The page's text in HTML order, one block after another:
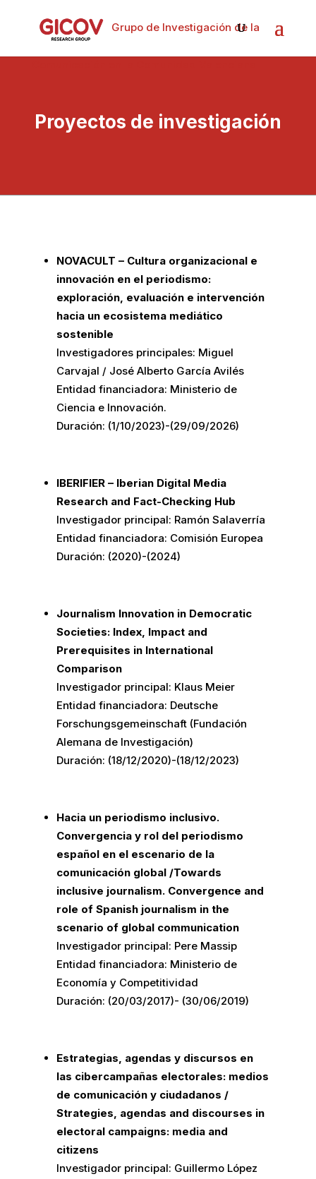
Grupo de Investigación de la
Proyectos de investigación
NOVACULT – Cultura organizacional e
innovación en el periodismo:
exploración, evaluación e intervención
hacia un ecosistema mediático
sostenible
Investigadores principales: Miguel
Carvajal / José Alberto García Avilés
Entidad financiadora: Ministerio de
Ciencia e Innovación.
Duración: (1/10/2023)-(29/09/2026)
IBERIFIER – Iberian Digital Media
Research and Fact-Checking Hub
Investigador principal: Ramón Salaverría
Entidad financiadora: Comisión Europea
Duración: (2020)-(2024)
Journalism Innovation in Democratic
Societies: Index, Impact and
Prerequisites in International
Comparison
Investigador principal: Klaus Meier
Entidad financiadora: Deutsche
Forschungsgemeinschaft (Fundación
Alemana de Investigación)
Duración: (18/12/2020)-(18/12/2023)
Hacia un periodismo inclusivo.
Convergencia y rol del periodismo
español en el escenario de la
comunicación global /Towards
inclusive journalism. Convergence and
role of Spanish journalism in the
scenario of global communication
Investigador principal: Pere Massip
Entidad financiadora: Ministerio de
Economía y Competitividad
Duración: (20/03/2017)- (30/06/2019)
Estrategias, agendas y discursos en
las cibercampañas electorales: medios
de comunicación y ciudadanos /
Strategies, agendas and discourses in
electoral campaigns: media and
citizens
Investigador principal: Guillermo López